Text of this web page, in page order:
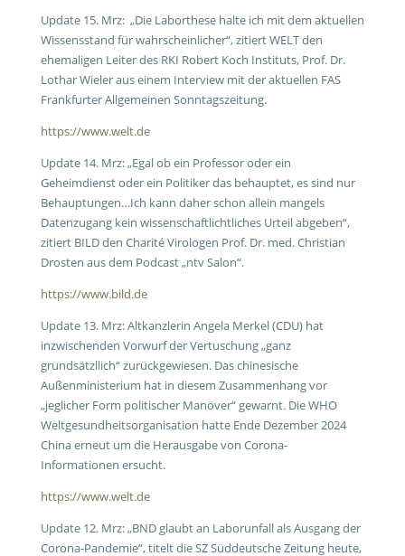
Update 15. Mrz: „Die Laborthese halte ich mit dem aktuellen
Wissensstand für wahrscheinlicher“, zitiert WELT den
ehemaligen Leiter des RKI Robert Koch Instituts, Prof. Dr.
Lothar Wieler aus einem Interview mit der aktuellen FAS
Frankfurter Allgemeinen Sonntagszeitung.
https://www.welt.de
Update 14. Mrz: „Egal ob ein Professor oder ein
Geheimdienst oder ein Politiker das behauptet, es sind nur
Behauptungen…Ich kann daher schon allein mangels
Datenzugang kein wissenschaftlichtliches Urteil abgeben“,
zitiert BILD den Charité Virologen Prof. Dr. med. Christian
Drosten aus dem Podcast „ntv Salon“.
https://www.bild.de
Update 13. Mrz: Altkanzlerin Angela Merkel (CDU) hat
inzwischenden Vorwurf der Vertuschung „ganz
grundsätzllich“ zurückgewiesen. Das chinesische
Außenministerium hat in diesem Zusammenhang vor
„jeglicher Form politischer Manöver“ gewarnt. Die WHO
Weltgesundheitsorganisation hatte Ende Dezember 2024
China erneut um die Herausgabe von Corona-
Informationen ersucht.
https://www.welt.de
Update 12. Mrz:„BND glaubt an Laborunfall als Ausgang der
Corona-Pandemie“, titelt die SZ Süddeutsche Zeitung heute,